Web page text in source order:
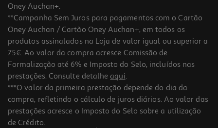
Oney Auchan+.
**Campanha Sem Juros para pagamentos com o Cartão
Oney Auchan / Cartão Oney Auchan+, em todos os
produtos assinalados na Loja de valor igual ou superior a
75€. Ao valor da compra acresce Comissão de
Formalização até 6% e Imposto do Selo, incluídos nas
prestações. Consulte detalhe aqui.
***O valor da primeira prestação depende do dia da
compra, refletindo o cálculo de juros diários. Ao valor das
prestações acresce o Imposto do Selo sobre a utilização
de Crédito.